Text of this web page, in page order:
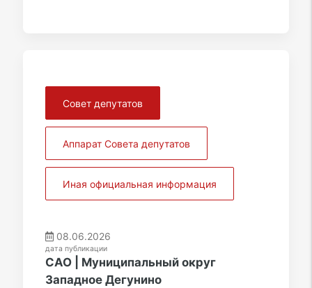
Совет депутатов
Аппарат Совета депутатов
Иная официальная информация
08.06.2026
дата публикации
САО | Муниципальный округ
Западное Дегунино